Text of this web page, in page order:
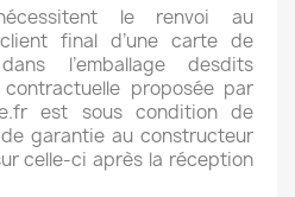
le renvoi au
final d’une carte de
l’emballage desdits
proposée par
est sous condition de
garantie au constructeur
celle-ci après la réception